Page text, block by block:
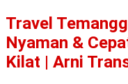
Travel
Nyaman &
Kilat | Arni